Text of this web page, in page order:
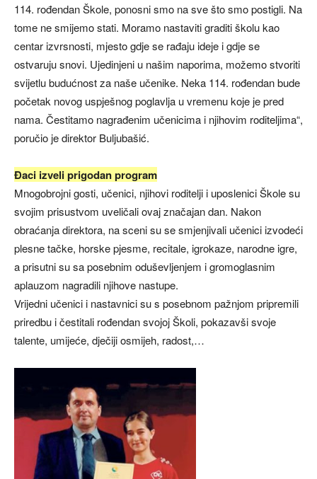
114. rođendan Škole, ponosni smo na sve što smo postigli. Na
tome ne smijemo stati. Moramo nastaviti graditi školu kao
centar izvrsnosti, mjesto gdje se rađaju ideje i gdje se
ostvaruju snovi. Ujedinjeni u našim naporima, možemo stvoriti
svijetlu budućnost za naše učenike. Neka 114. rođendan bude
početak novog uspješnog poglavlja u vremenu koje je pred
nama. Čestitamo nagrađenim učenicima i njihovim roditeljima“,
poručio je direktor Buljubašić.
Đaci izveli prigodan program
Mnogobrojni gosti, učenici, njihovi roditelji i uposlenici Škole su
svojim prisustvom uveličali ovaj značajan dan. Nakon
obraćanja direktora, na sceni su se smjenjivali učenici izvodeći
plesne tačke, horske pjesme, recitale, igrokaze, narodne igre,
a prisutni su sa posebnim oduševljenjem i gromoglasnim
aplauzom nagradili njihove nastupe.
Vrijedni učenici i nastavnici su s posebnom pažnjom pripremili
priredbu i čestitali rođendan svojoj Školi, pokazavši svoje
talente, umijeće, dječiji osmijeh, radost,…